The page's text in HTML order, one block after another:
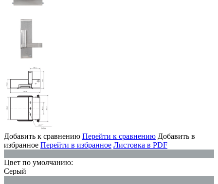
Добавить к сравнению Перейти к сравнению Добавить в
избранное Перейти в избранное Листовка в PDF
Цвет по умолчанию:
Серый